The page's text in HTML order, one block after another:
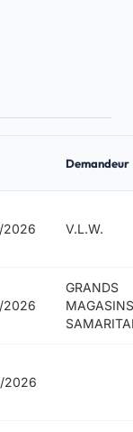
Demandeur
2026 V.L.W.
2026
GRANDS
2026